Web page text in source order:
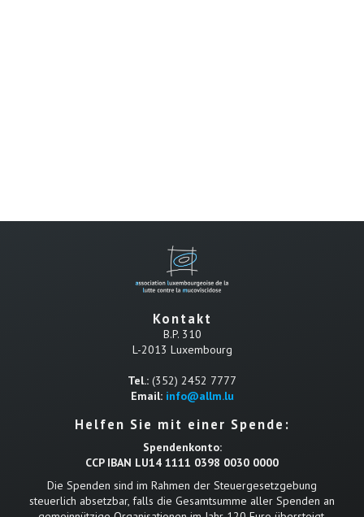
Kontakt
B.P. 310
L-2013 Luxembourg
Tel.: (352) 2452 7777
Email: info@allm.lu
Helfen Sie mit einer Spende:
Spendenkonto:
CCP IBAN LU14 1111 0398 0030 0000
Die Spenden sind im Rahmen der Steuergesetzgebung
steuerlich absetzbar, falls die Gesamtsumme aller Spenden an